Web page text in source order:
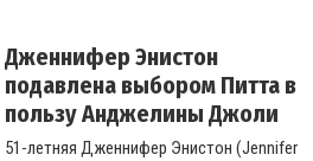
Дженнифер Энистон
подавлена выбором Питта в
пользу Анджелины Джоли
51-летняя Дженнифер Энистон (Jennifer